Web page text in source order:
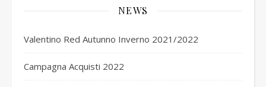
NEWS
Valentino Red Autunno Inverno 2021/2022
Campagna Acquisti 2022